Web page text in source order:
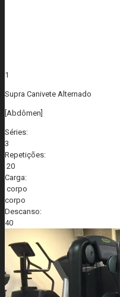
1
Supra Canivete Alternado
[Abdômen]
Séries:
3
Repetições:
20
Carga:
corpo
corpo
Descanso:
40